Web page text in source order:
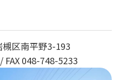
区南平野3-193
/ FAX 048-748-5233